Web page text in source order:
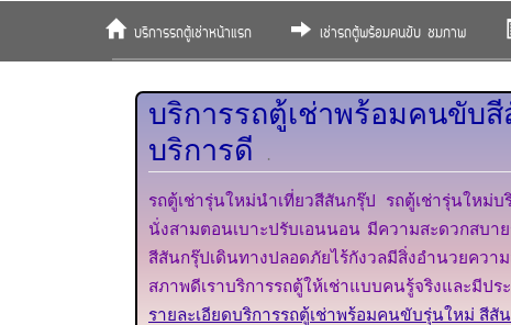
บริการรถตู้เช่าหน้าแรก เช่ารถตู้พร้อมคนขับ ชมภาพ
บริการรถตู้เช่าพร้อมคนขับ
บริการดี
.
รถตู้เช่ารุ่นใหม่นำเที่ยวสีสันกรุ๊ป รถตู้เช่ารุ่นใหม่
นั่งสามตอนเบาะปรับเอนนอน มีความสะดวกสบา
สีสันกรุ๊ปเดินทางปลอดภัยไร้กังวลมีสิ่งอำนวยคว
สภาพดีเราบริการรถตู้ให้เช่าแบบคนรู้จริงและมีป
รายละเอียดบริการรถตู้เช่าพร้อมคนขับรุ่นใหม่ สีสั